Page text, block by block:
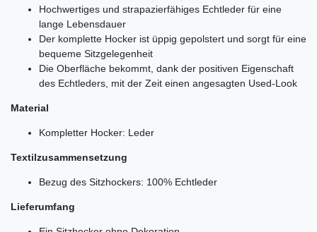
Hochwertiges und strapazierfähiges Echtleder für eine
lange Lebensdauer
Der komplette Hocker ist üppig gepolstert und sorgt für eine
bequeme Sitzgelegenheit
Die Oberfläche bekommt, dank der positiven Eigenschaft
des Echtleders, mit der Zeit einen angesagten Used-Look
Material
Kompletter Hocker: Leder
Textilzusammensetzung
Bezug des Sitzhockers: 100% Echtleder
Lieferumfang